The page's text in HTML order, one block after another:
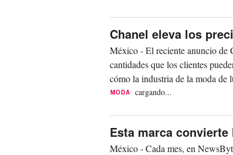
Chanel eleva los
México - El reciente anuncio de
cantidades que los clientes
cómo la industria de la moda de
MODA cargando...
Esta marca
México - Cada mes, en